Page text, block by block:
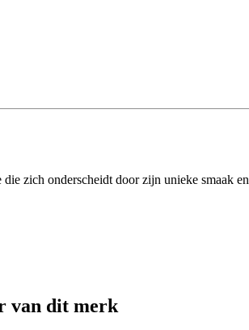
zich onderscheidt door zijn unieke smaak en
van dit merk